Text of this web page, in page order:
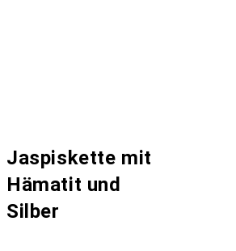
Jaspiskette mit
Hämatit und
Silber